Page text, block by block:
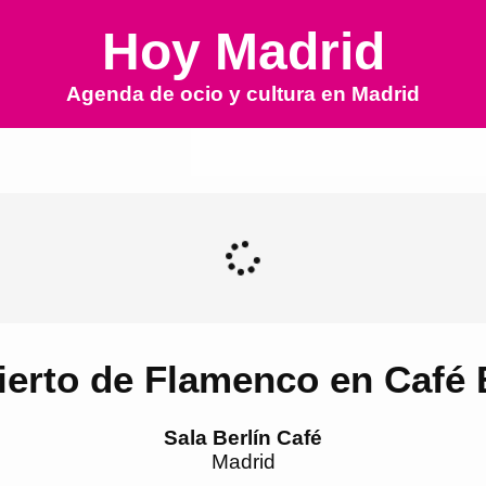
Hoy Madrid
Agenda de ocio y cultura en Madrid
de Flamenco en Café
Sala Berlín Café
Madrid